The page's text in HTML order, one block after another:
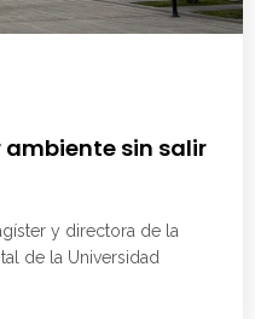
ambiente sin salir
y directora de la
de la Universidad